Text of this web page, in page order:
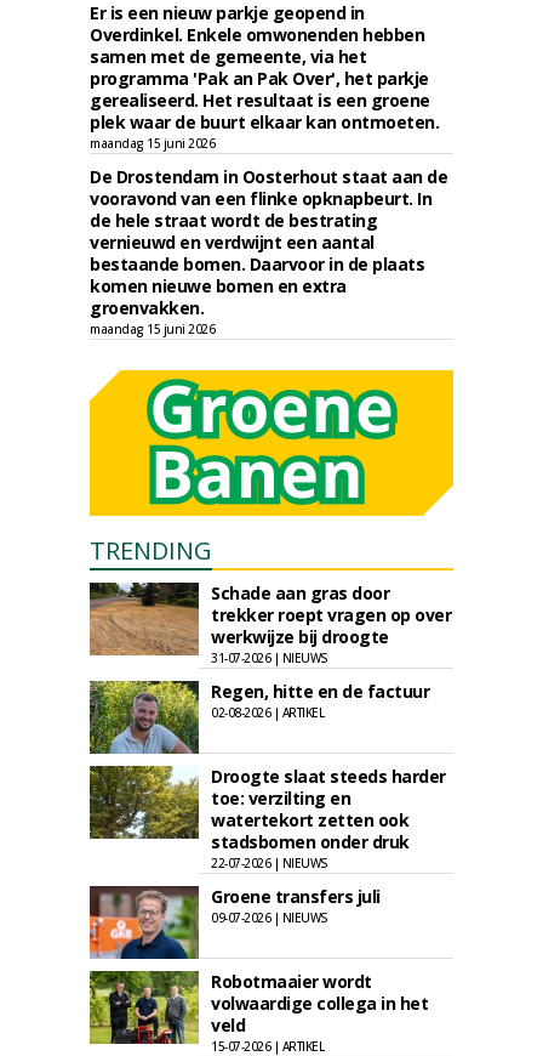
Er is een nieuw parkje geopend in
Overdinkel. Enkele omwonenden hebben
samen met de gemeente, via het
programma 'Pak an Pak Over', het parkje
gerealiseerd. Het resultaat is een groene
plek waar de buurt elkaar kan ontmoeten.
maandag 15 juni 2026
De Drostendam in Oosterhout staat aan de
vooravond van een flinke opknapbeurt. In
de hele straat wordt de bestrating
vernieuwd en verdwijnt een aantal
bestaande bomen. Daarvoor in de plaats
komen nieuwe bomen en extra
groenvakken.
maandag 15 juni 2026
TRENDING
Schade aan gras door
trekker roept vragen op over
werkwijze bij droogte
31-07-2026 | NIEUWS
Regen, hitte en de factuur
02-08-2026 | ARTIKEL
Droogte slaat steeds harder
toe: verzilting en
watertekort zetten ook
stadsbomen onder druk
22-07-2026 | NIEUWS
Groene transfers juli
09-07-2026 | NIEUWS
Robotmaaier wordt
volwaardige collega in het
veld
15-07-2026 | ARTIKEL